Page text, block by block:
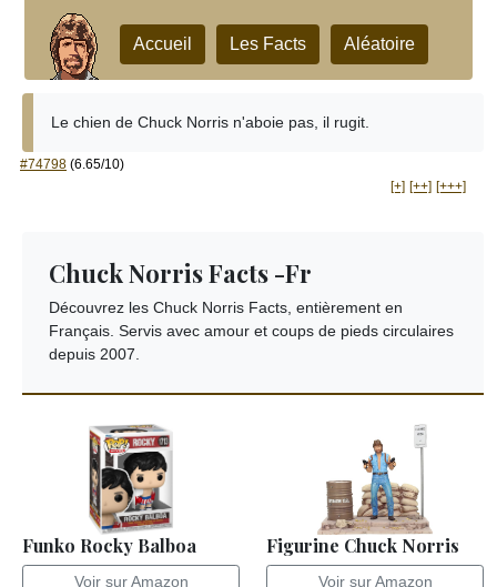
Accueil Les Facts Aléatoire
Le chien de Chuck Norris n'aboie pas, il rugit.
#74798 (6.65/10)
[+] [++] [+++]
Chuck Norris Facts -Fr
Découvrez les Chuck Norris Facts, entièrement en
Français. Servis avec amour et coups de pieds circulaires
depuis 2007.
Funko Rocky Balboa
Voir sur Amazon
Figurine Chuck Norris
Voir sur Amazon